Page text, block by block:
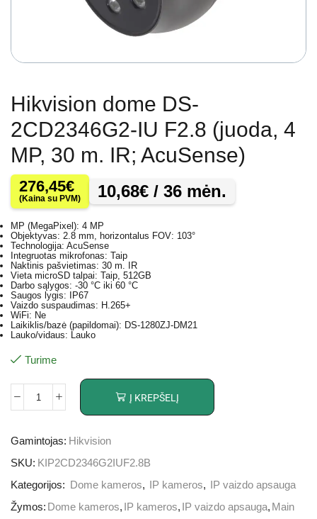
Hikvision dome DS-
2CD2346G2-IU F2.8 (juoda, 4
MP, 30 m. IR; AcuSense)
276,45€
(Kaina su PVM) 10,68€ / 36 mėn.
MP (MegaPixel): 4 MP
Objektyvas: 2.8 mm, horizontalus FOV: 103°
Technologija: AcuSense
Integruotas mikrofonas: Taip
Naktinis pašvietimas: 30 m. IR
Vieta microSD talpai: Taip, 512GB
Darbo sąlygos: -30 °C iki 60 °C
Saugos lygis: IP67
Vaizdo suspaudimas: H.265+
WiFi: Ne
Laikiklis/bazė (papildomai): DS-1280ZJ-DM21
Lauko/vidaus: Lauko
Turime
Į KREPŠELĮ
Gamintojas: Hikvision
SKU: KIP2CD2346G2IUF2.8B
Kategorijos:
Dome kameros, IP kameros,
IP vaizdo apsauga
Žymos: Dome kameros, IP kameros, IP vaizdo apsauga, Main